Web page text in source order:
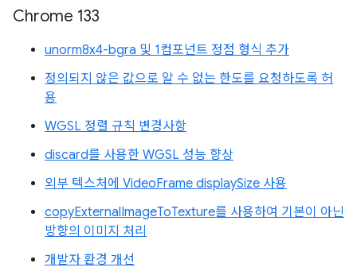
Chrome 133
unorm8x4-bgra 및 1컴포넌트 정점 형식 추가
정의되지 않은 값으로 알 수 없는 한도를 요청하도록 허
용
WGSL 정렬 규칙 변경사항
discard를 사용한 WGSL 성능 향상
외부 텍스처에 VideoFrame displaySize 사용
copyExternalImageToTexture를 사용하여 기본이 아닌
방향의 이미지 처리
개발자 환경 개선